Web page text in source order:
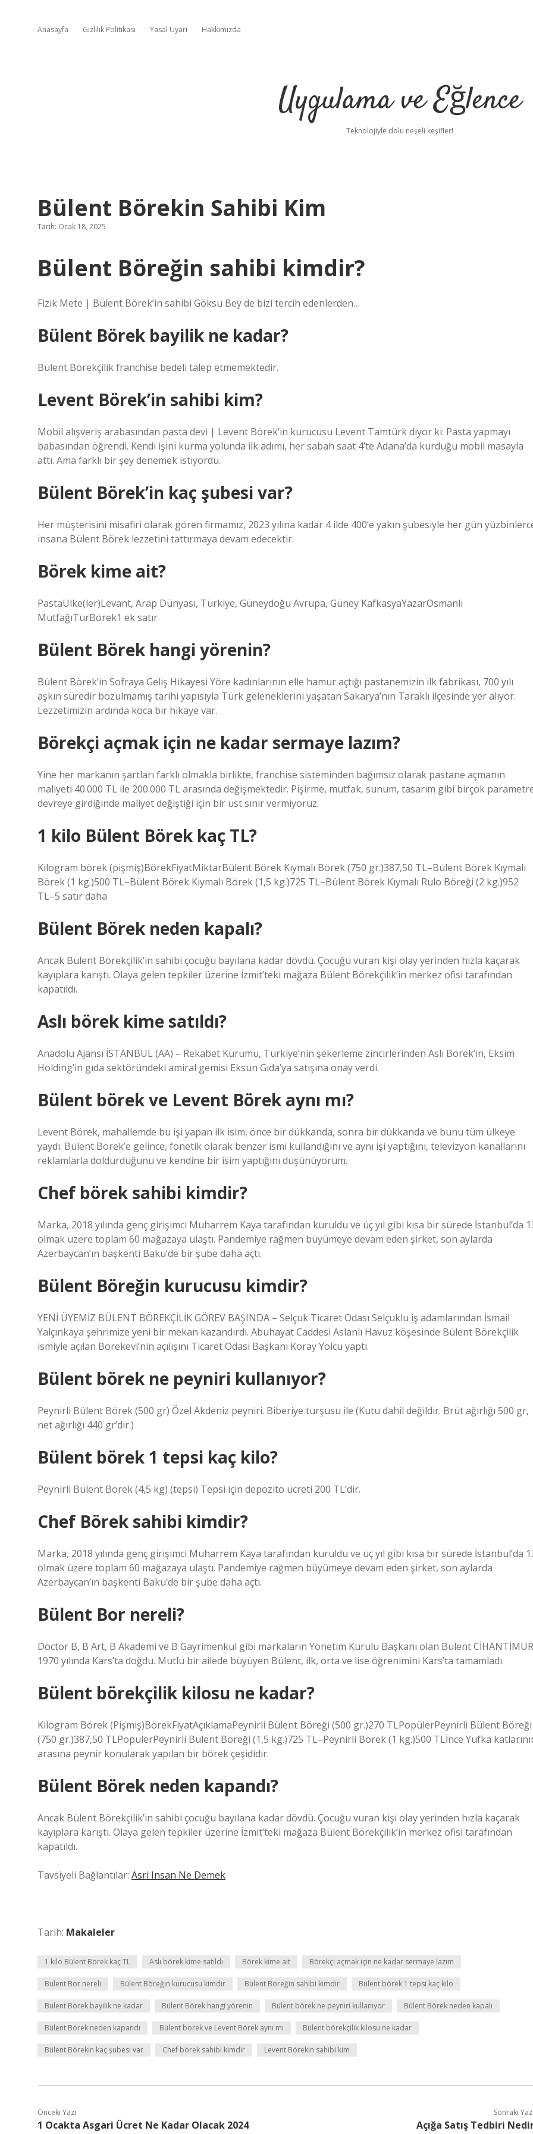
Anasayfa Gizlilik Politikası Yasal Uyarı Hakkımızda
Uygulama ve Eğlence
Teknolojiyle dolu neşeli keşifler!
Bülent Börekin Sahibi Kim
Tarih: Ocak 18, 2025
Bülent Böreğin sahibi kimdir?
Fizik Mete | Bülent Börek’in sahibi Göksu Bey de bizi tercih edenlerden…
Bülent Börek bayilik ne kadar?
Bülent Börekçilik franchise bedeli talep etmemektedir.
Levent Börek’in sahibi kim?
Mobil alışveriş arabasından pasta devi | Levent Börek’in kurucusu Levent Tamtürk diyor ki: Pasta yapmayı
babasından öğrendi. Kendi işini kurma yolunda ilk adımı, her sabah saat 4’te Adana’da kurduğu mobil masayla
attı. Ama farklı bir şey denemek istiyordu.
Bülent Börek’in kaç şubesi var?
Her müşterisini misafiri olarak gören firmamız, 2023 yılına kadar 4 ilde 400’e yakın şubesiyle her gün
insana Bülent Börek lezzetini tattırmaya devam edecektir.
Börek kime ait?
PastaÜlke(ler)Levant, Arap Dünyası, Türkiye, Güneydoğu Avrupa, Güney KafkasyaYazarOsmanlı
MutfağıTürBörek1 ek satır
Bülent Börek hangi yörenin?
Bülent Börek’in Sofraya Geliş Hikayesi Yöre kadınlarının elle hamur açtığı pastanemizin ilk fabrikası, 700 yılı
aşkın süredir bozulmamış tarihi yapısıyla Türk geleneklerini yaşatan Sakarya’nın Taraklı ilçesinde yer alıyor.
Lezzetimizin ardında koca bir hikaye var.
Börekçi açmak için ne kadar sermaye lazım?
Yine her markanın şartları farklı olmakla birlikte, franchise sisteminden bağımsız olarak pastane açmanın
maliyeti 40.000 TL ile 200.000 TL arasında değişmektedir. Pişirme, mutfak, sunum, tasarım gibi birçok
devreye girdiğinde maliyet değiştiği için bir üst sınır vermiyoruz.
1 kilo Bülent Börek kaç TL?
Kilogram börek (pişmiş)BörekFiyatMiktarBülent Börek Kıymalı Börek (750 gr.)387,50 TL–Bülent Börek Kıymalı
Börek (1 kg.)500 TL–Bülent Börek Kıymalı Börek (1,5 kg.)725 TL–Bülent Börek Kıymalı Rulo Böreği (2 kg.)952
TL–5 satır daha
Bülent Börek neden kapalı?
Ancak Bülent Börekçilik’in sahibi çocuğu bayılana kadar dövdü. Çocuğu vuran kişi olay yerinden hızla kaçarak
kayıplara karıştı. Olaya gelen tepkiler üzerine İzmit’teki mağaza Bülent Börekçilik’in merkez ofisi tarafından
kapatıldı.
Aslı börek kime satıldı?
Anadolu Ajansı İSTANBUL (AA) – Rekabet Kurumu, Türkiye’nin şekerleme zincirlerinden Aslı Börek’in, Eksim
Holding’in gıda sektöründeki amiral gemisi Eksun Gıda’ya satışına onay verdi.
Bülent börek ve Levent Börek aynı mı?
Levent Börek, mahallemde bu işi yapan ilk isim, önce bir dükkanda, sonra bir dükkanda ve bunu tüm ülkeye
yaydı. Bülent Börek’e gelince, fonetik olarak benzer ismi kullandığını ve aynı işi yaptığını, televizyon kanallarını
reklamlarla doldurduğunu ve kendine bir isim yaptığını düşünüyorum.
Chef börek sahibi kimdir?
Marka, 2018 yılında genç girişimci Muharrem Kaya tarafından kuruldu ve üç yıl gibi kısa bir sürede İstanbul’da
olmak üzere toplam 60 mağazaya ulaştı. Pandemiye rağmen büyümeye devam eden şirket, son aylarda
Azerbaycan’ın başkenti Bakü’de bir şube daha açtı.
Bülent Böreğin kurucusu kimdir?
YENİ ÜYEMİZ BÜLENT BÖREKÇİLİK GÖREV BAŞINDA – Selçuk Ticaret Odası Selçuklu iş adamlarından İsmail
Yalçınkaya şehrimize yeni bir mekan kazandırdı. Abuhayat Caddesi Aslanlı Havuz köşesinde Bülent Börekçilik
ismiyle açılan Börekevi’nin açılışını Ticaret Odası Başkanı Koray Yolcu yaptı.
Bülent börek ne peyniri kullanıyor?
Peynirli Bülent Börek (500 gr) Özel Akdeniz peyniri. Biberiye turşusu ile (Kutu dahil değildir. Brüt ağırlığı 500 gr,
net ağırlığı 440 gr’dır.)
Bülent börek 1 tepsi kaç kilo?
Peynirli Bülent Börek (4,5 kg) (tepsi) Tepsi için depozito ücreti 200 TL’dir.
Chef Börek sahibi kimdir?
Marka, 2018 yılında genç girişimci Muharrem Kaya tarafından kuruldu ve üç yıl gibi kısa bir sürede İstanbul’da
olmak üzere toplam 60 mağazaya ulaştı. Pandemiye rağmen büyümeye devam eden şirket, son aylarda
Azerbaycan’ın başkenti Bakü’de bir şube daha açtı.
Bülent Bor nereli?
Doctor B, B Art, B Akademi ve B Gayrimenkul gibi markaların Yönetim Kurulu Başkanı olan Bülent
1970 yılında Kars’ta doğdu. Mutlu bir ailede büyüyen Bülent, ilk, orta ve lise öğrenimini Kars’ta tamamladı.
Bülent börekçilik kilosu ne kadar?
Kilogram Börek (Pişmiş)BörekFiyatAçıklamaPeynirli Bülent Böreği (500 gr.)270 TLPopülerPeynirli Bülent Böreği
(750 gr.)387,50 TLPopülerPeynirli Bülent Böreği (1,5 kg.)725 TL–Peynirli Börek (1 kg.)500 TLİnce Yufka
arasına peynir konularak yapılan bir börek çeşididir.
Bülent Börek neden kapandı?
Ancak Bülent Börekçilik’in sahibi çocuğu bayılana kadar dövdü. Çocuğu vuran kişi olay yerinden hızla kaçarak
kayıplara karıştı. Olaya gelen tepkiler üzerine İzmit’teki mağaza Bülent Börekçilik’in merkez ofisi tarafından
kapatıldı.
Tavsiyeli Bağlantılar: Asri Insan Ne Demek
Tarih: Makaleler
1 kilo Bülent Börek kaç TL Aslı börek kime satıldı Börek kime ait Börekçi açmak için ne kadar sermaye lazım
Bülent Bor nereli Bülent Böreğin kurucusu kimdir Bülent Böreğin sahibi kimdir Bülent börek 1 tepsi kaç kilo
Bülent Börek bayilik ne kadar Bülent Börek hangi yörenin Bülent börek ne peyniri kullanıyor Bülent Börek neden kapalı
Bülent Börek neden kapandı Bülent börek ve Levent Börek aynı mı Bülent börekçilik kilosu ne kadar
Bülent Börekin kaç şubesi var Chef börek sahibi kimdir Levent Börekin sahibi kim
Önceki Yazı
1 Ocakta Asgari Ücret Ne Kadar Olacak 2024
Sonraki
Açığa Satış Tedbiri